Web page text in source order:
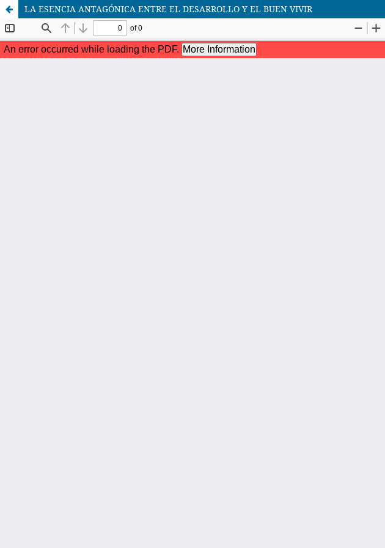
LA ESENCIA ANTAGÓNICA ENTRE EL DESARROLLO Y EL BUEN VIVIR